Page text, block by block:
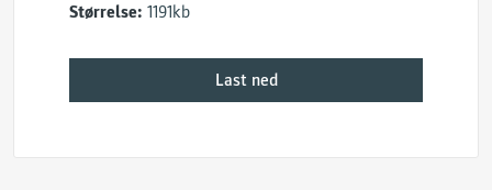
Størrelse: 1191kb
Last ned